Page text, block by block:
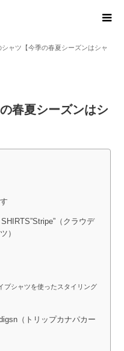
シャツ【今季の春夏シーズンはシャ
春夏シーズンはシ
（クラウデ
）
プシャツを使ったスタイリング
（トリップカナパカー